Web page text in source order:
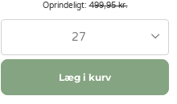
Oprindeligt:499,95 kr.
27
Læg i kurv